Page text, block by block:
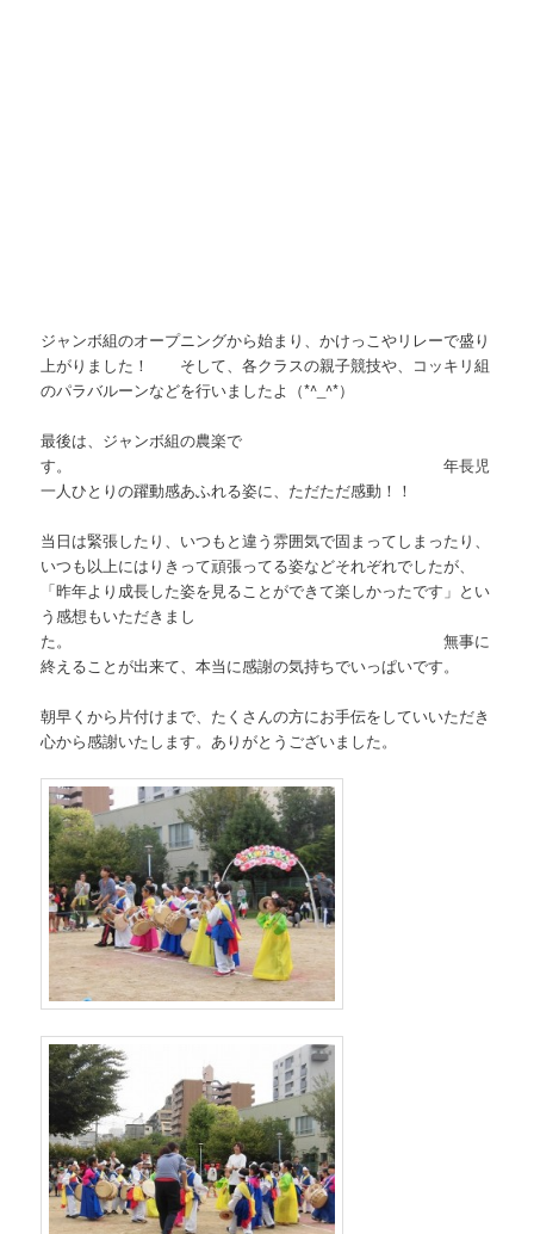
ジャンボ組のオープニングから始まり、かけっこやリレーで盛り
上がりました！ そして、各クラスの親子競技や、コッキリ組
のパラバルーンなどを行いましたよ（*^_^*）
最後は、ジャンボ組の農楽で
す。 年長児
一人ひとりの躍動感あふれる姿に、ただただ感動！！
当日は緊張したり、いつもと違う雰囲気で固まってしまったり、
いつも以上にはりきって頑張ってる姿などそれぞれでしたが、
「昨年より成長した姿を見ることができて楽しかったです」とい
う感想もいただきまし
た。 無事に
終えることが出来て、本当に感謝の気持ちでいっぱいです。
朝早くから片付けまで、たくさんの方にお手伝をしていいただき
心から感謝いたします。ありがとうございました。